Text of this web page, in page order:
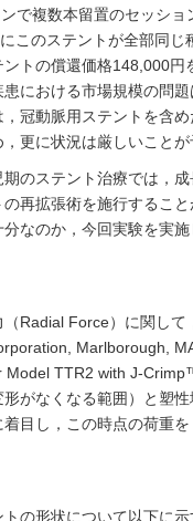
ンで複数本留置のセッシ
このステントが全部同
トの償還価格148,000
における市場規模の問
冠動脈用ステントを含
更に状況は厳しいことが
のステント治療では，
再拡張術を施行するこ
なのか，今回実験を実施
（Radial Force）に関し
Marlborough,
Model TTR2 with J-
形がなくなる範囲）と塑
目し，この時点の荷重
の形状について以下に示